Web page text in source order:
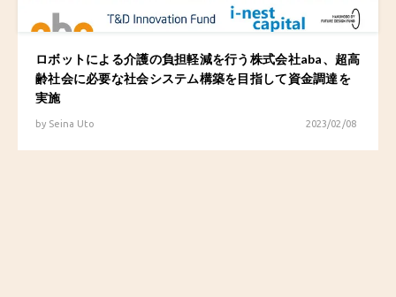
ロボットによる介護の負担軽減を行う株式会社aba、超高
齢社会に必要な社会システム構築を目指して資金調達を
実施
by Seina Uto 2023/02/08